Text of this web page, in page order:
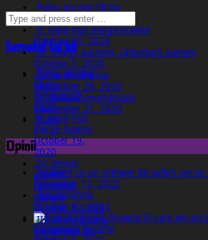
Jurnalul lui 66
Patru ani mai
târziu
October 29,
2020
V: Viața (nu)
merge înainte
October 19,
2020
IV: Veșnic
pacienți,
câteodată
oameni
October 5, 2020
III: Arșii nimănui
September 28,
Patru ani mai târziu
October 29, 2020
V: Viața (nu) merge înainte
October 19, 2020
IV: Veșnic pacienți, câteodată oameni
October 5, 2020
III: Arșii nimănui
September 28, 2020
II: Spitalul nevindecării
September 21, 2020
Toate
Opinii
Întâlnire cu un crâmpei de suflet, pe
November 12, 2022
Recunoștință
October 20, 2022
întrupează în carte